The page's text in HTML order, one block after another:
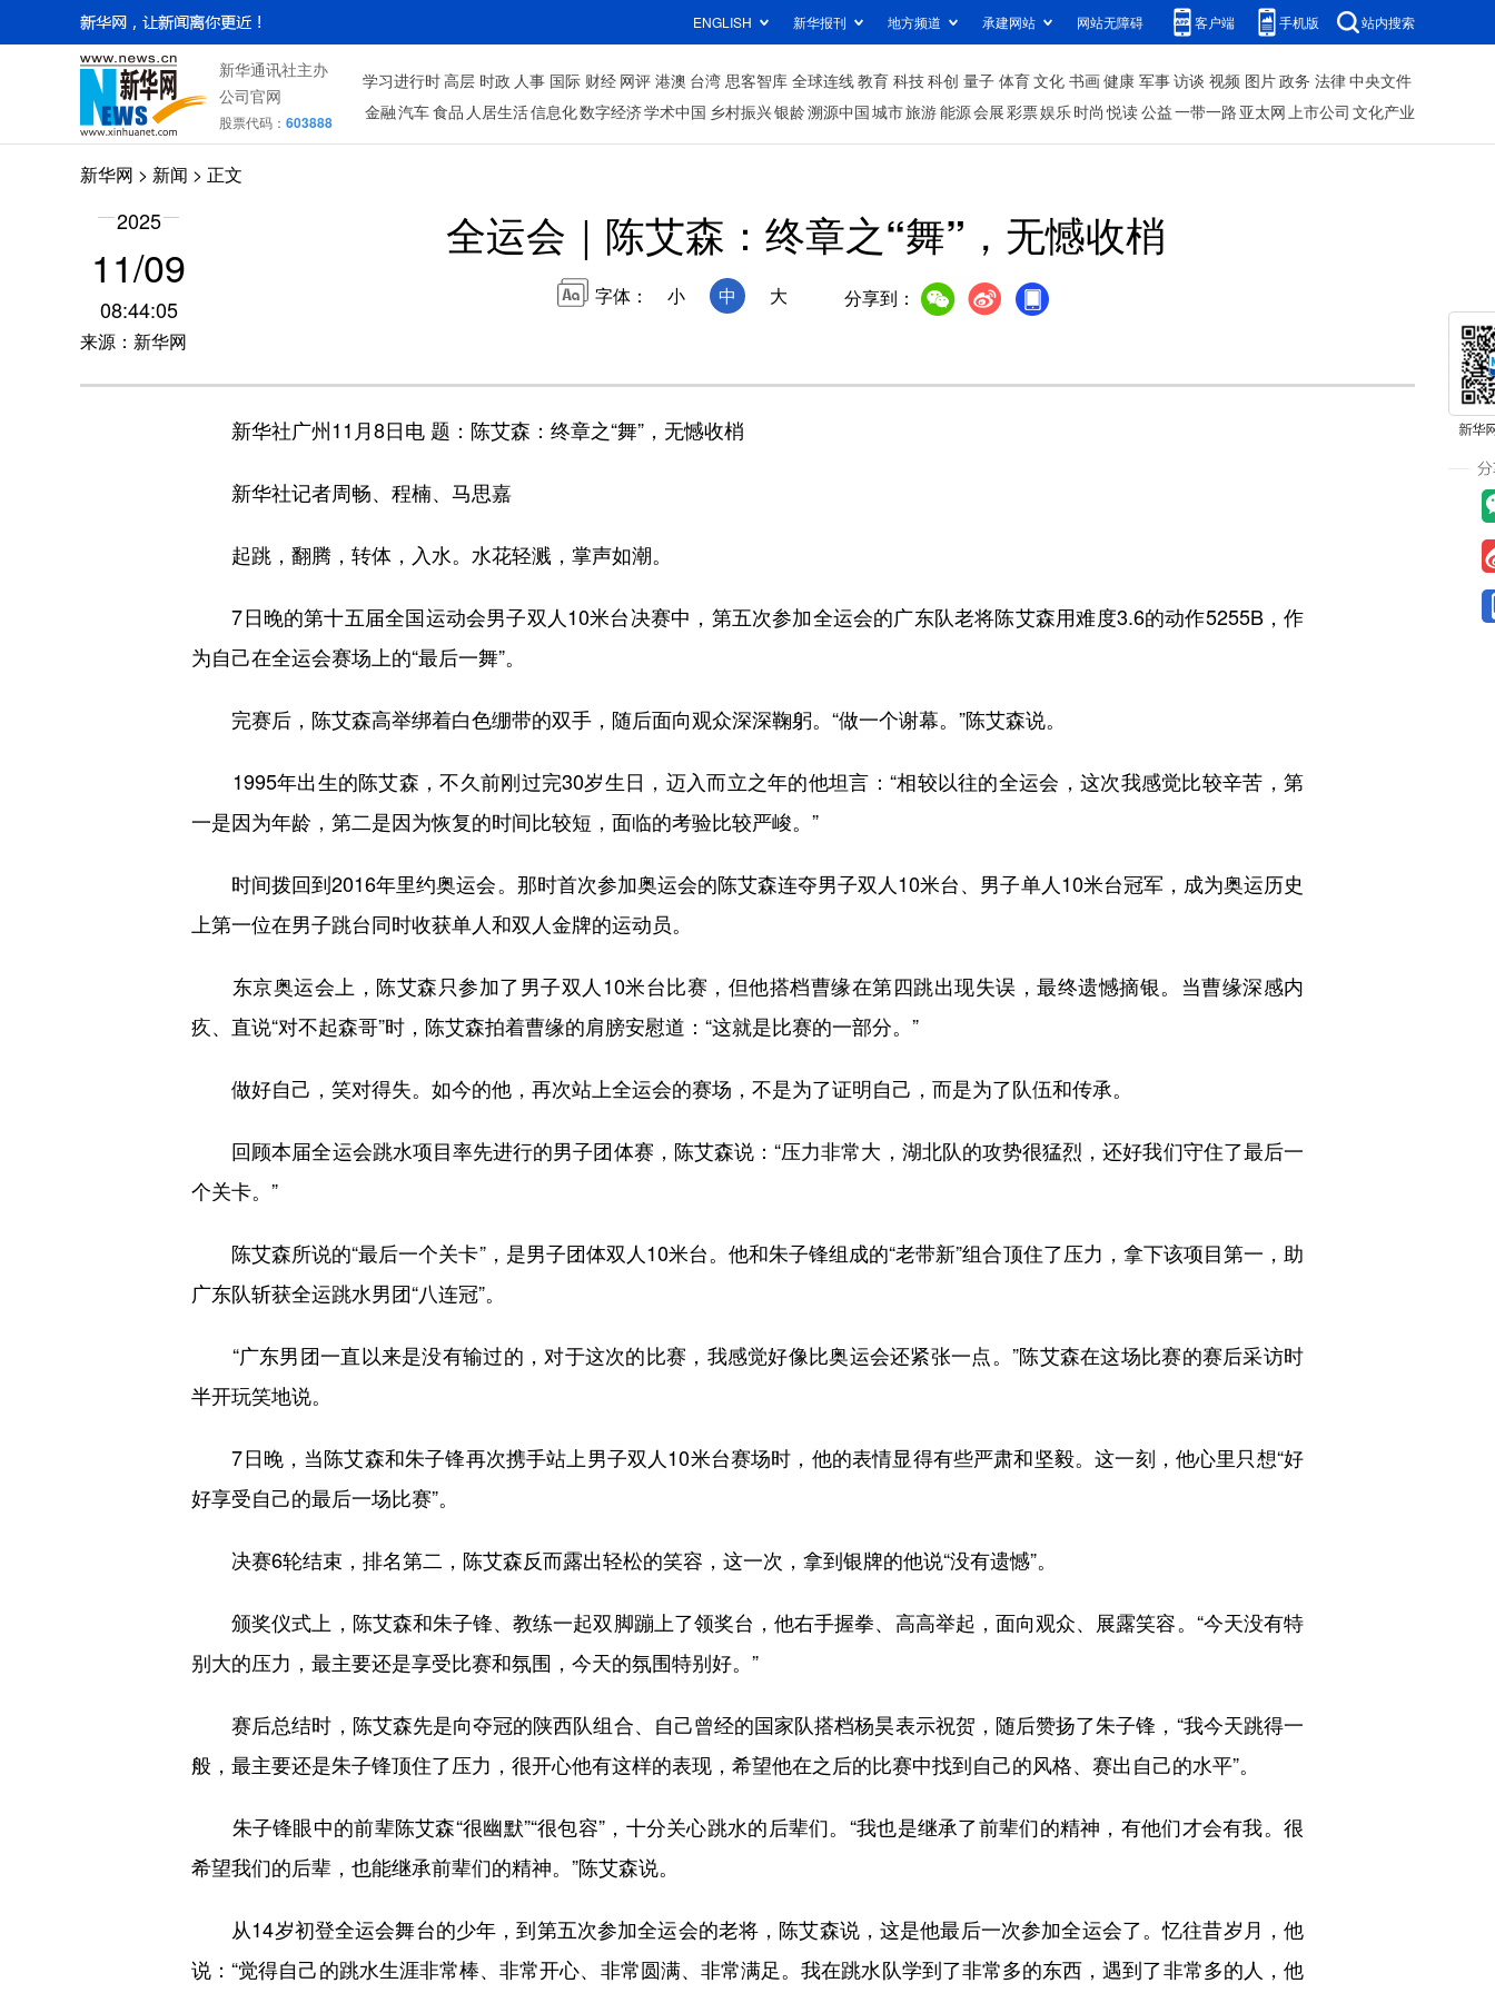
ENGLISH 新华报刊 地方频道 承建网站 网站无障碍 客户端 手机版 站内搜索
新华通讯社主办
公司官网
股票代码： 603888
学习进行时高层 时政 人事 国际 财经 网评 港澳 台湾 思客智库 全球连线教育 科技科创 量子 体育文化 书画健康 军事访谈 视频 图片政务 法律中央文件
金融汽车食品 人居生活信息化数字经济学术中国 乡村振兴银龄溯源中国城市旅游能源会展彩票娱乐时尚 悦读公益一带一路 亚太网上市公司 文化产业
新华网 > 新闻 > 正文
2025
11/09
08:44:05
来源：新华网
全运会｜陈艾森：终章之“舞”，无憾收梢
字体： 小 中 大 分享到：
新华社广州11月8日电 题：陈艾森：终章之“舞”，无憾收梢
新华社记者周畅、程楠、马思嘉
起跳，翻腾，转体，入水。水花轻溅，掌声如潮。
7日晚的第十五届全国运动会男子双人10米台决赛中，第五次参加全运会的广东队老将陈艾森用难度3.6的动作5255B，作
为自己在全运会赛场上的“最后一舞”。
完赛后，陈艾森高举绑着白色绷带的双手，随后面向观众深深鞠躬。“做一个谢幕。”陈艾森说。
1995年出生的陈艾森，不久前刚过完30岁生日，迈入而立之年的他坦言：“相较以往的全运会，这次我感觉比较辛苦，第
一是因为年龄，第二是因为恢复的时间比较短，面临的考验比较严峻。”
时间拨回到2016年里约奥运会。那时首次参加奥运会的陈艾森连夺男子双人10米台、男子单人10米台冠军，成为奥运历史
上第一位在男子跳台同时收获单人和双人金牌的运动员。
东京奥运会上，陈艾森只参加了男子双人10米台比赛，但他搭档曹缘在第四跳出现失误，最终遗憾摘银。当曹缘深感内
疚、直说“对不起森哥”时，陈艾森拍着曹缘的肩膀安慰道：“这就是比赛的一部分。”
做好自己，笑对得失。如今的他，再次站上全运会的赛场，不是为了证明自己，而是为了队伍和传承。
回顾本届全运会跳水项目率先进行的男子团体赛，陈艾森说：“压力非常大，湖北队的攻势很猛烈，还好我们守住了最后一
个关卡。”
陈艾森所说的“最后一个关卡”，是男子团体双人10米台。他和朱子锋组成的“老带新”组合顶住了压力，拿下该项目第一，助
广东队斩获全运跳水男团“八连冠”。
“广东男团一直以来是没有输过的，对于这次的比赛，我感觉好像比奥运会还紧张一点。”陈艾森在这场比赛的赛后采访时
半开玩笑地说。
7日晚，当陈艾森和朱子锋再次携手站上男子双人10米台赛场时，他的表情显得有些严肃和坚毅。这一刻，他心里只想“好
好享受自己的最后一场比赛”。
决赛6轮结束，排名第二，陈艾森反而露出轻松的笑容，这一次，拿到银牌的他说“没有遗憾”。
颁奖仪式上，陈艾森和朱子锋、教练一起双脚蹦上了领奖台，他右手握拳、高高举起，面向观众、展露笑容。“今天没有特
别大的压力，最主要还是享受比赛和氛围，今天的氛围特别好。”
赛后总结时，陈艾森先是向夺冠的陕西队组合、自己曾经的国家队搭档杨昊表示祝贺，随后赞扬了朱子锋，“我今天跳得一
般，最主要还是朱子锋顶住了压力，很开心他有这样的表现，希望他在之后的比赛中找到自己的风格、赛出自己的水平”。
朱子锋眼中的前辈陈艾森“很幽默”“很包容”，十分关心跳水的后辈们。“我也是继承了前辈们的精神，有他们才会有我。很
希望我们的后辈，也能继承前辈们的精神。”陈艾森说。
从14岁初登全运会舞台的少年，到第五次参加全运会的老将，陈艾森说，这是他最后一次参加全运会了。忆往昔岁月，他
说：“觉得自己的跳水生涯非常棒、非常开心、非常圆满、非常满足。我在跳水队学到了非常多的东西，遇到了非常多的人，他